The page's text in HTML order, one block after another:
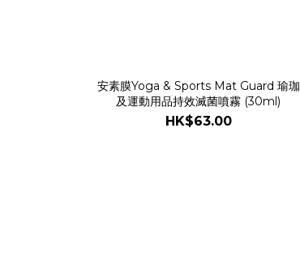
安素膜Yoga & Sports Mat Guard 瑜珈
及運動用品持效滅菌噴霧 (30ml)
HK$63.00